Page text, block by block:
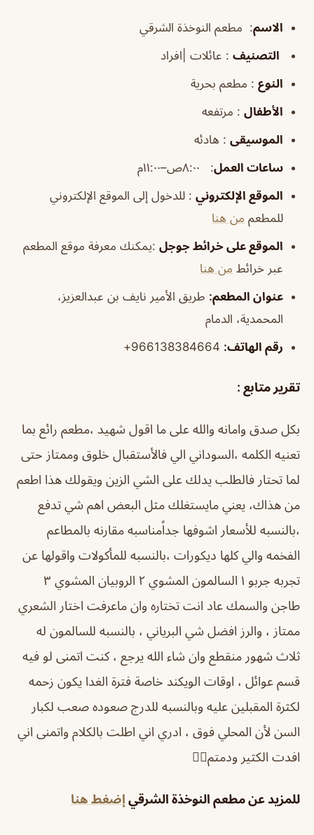
الاسم: مطعم النوخذة الشرقي
التصنيف : عائلات |افراد
النوع : مطعم بحرية
الأطفال : مرتفعه
الموسيقى : هادئه
ساعات العمل:
الموقع الإلكتروني : للدخول إلى الموقع الإلكتروني
للمطعم من هنا
الموقع على خرائط جوجل :يمكنك معرفة موقع المطعم
عبر خرائط من هنا
عنوان المطعم: طريق الأمير نايف بن عبدالعزيز،
المحمدية، الدمام
رقم الهاتف:
تقرير متابع :
بكل صدق وامانه والله على ما اقول شهيد ،مطعم رائع بما
تعنيه الكلمه ،السوداني الي فالأستقبال خلوق وممتاز حتى
لما تحتار فالطلب يدلك على الشي الزين ويقولك هذا اطعم
من هذاك، يعني مايستغلك مثل البعض اهم شي تدفع
،بالنسبه للأسعار اشوفها جداًمناسبه مقارنه بالمطاعم
الفخمه والي كلها ديكورات ،بالنسبه للمأكولات واقولها عن
تجربه جربو ١ السالمون المشوي ٢ الروبيان المشوي ٣
طاجن والسمك عاد انت تختاره وان ماعرفت اختار الشعري
ممتاز ، والرز افضل شي البرياني ، بالنسبه للسالمون له
ثلاث شهور منقطع وان شاء الله يرجع ، كنت اتمنى لو فيه
قسم عوائل ، اوقات الويكند خاصة فترة الغدا يكون زحمه
لكثرة المقبلين عليه وبالنسبه للدرج صعوده صعب لكبار
السن لأن المحلي فوق ، ادري اني اطلت بالكلام واتمنى اني
افدت الكثير ودمتم✋🏻
للمزيد عن مطعم النوخذة الشرقي إضغط هنا